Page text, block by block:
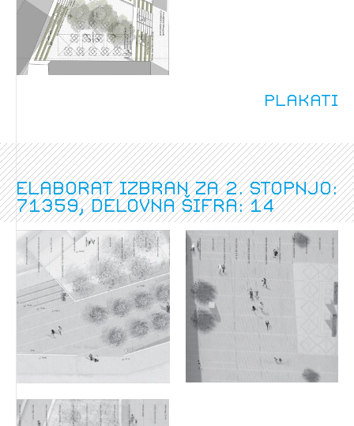
PRIJAVITE SE
Plakati
Elaborat izbran za 2. stopnjo:
71359, delovna šifra: 14